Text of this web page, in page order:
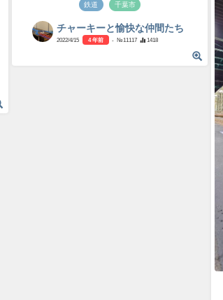
鉄道 千葉市
チャーキーと愉快な仲間たち
2022/4/15 4 年前 - №11117 1418